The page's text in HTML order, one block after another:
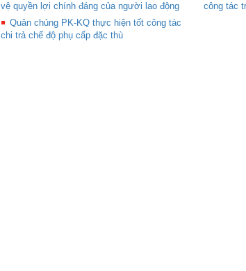
vệ quyền lợi chính đáng của người lao động
công tác
Quân chủng PK-KQ thực hiện tốt công tác
chi trả chế độ phụ cấp đặc thù